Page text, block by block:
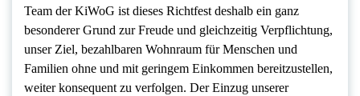
Team der KiWoG ist dieses Richtfest deshalb ein ganz
besonderer Grund zur Freude und gleichzeitig Verpflichtung,
unser Ziel, bezahlbaren Wohnraum für Menschen und
Familien ohne und mit geringem Einkommen bereitzustellen,
weiter konsequent zu verfolgen. Der Einzug unserer